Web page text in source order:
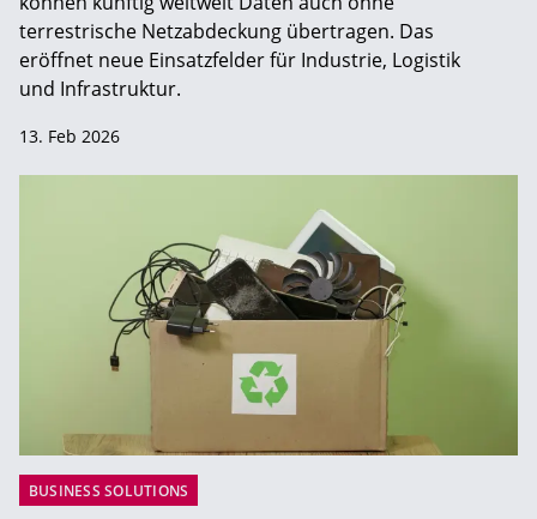
terrestrische Netzabdeckung übertragen. Das
eröffnet neue Einsatzfelder für Industrie, Logistik
und Infrastruktur.
13. Feb 2026
BUSINESS SOLUTIONS